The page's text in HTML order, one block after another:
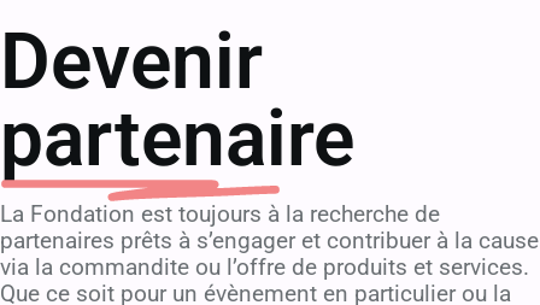
Devenir
partenaire
La Fondation est toujours à la recherche de
partenaires prêts à s’engager et contribuer à la cause
via la commandite ou l’offre de produits et services.
Que ce soit pour un évènement en particulier ou la